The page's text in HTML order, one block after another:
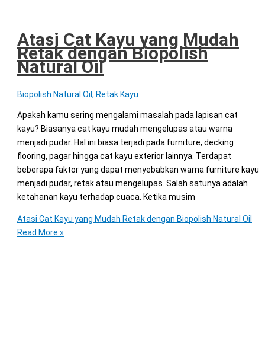
Atasi Cat Kayu yang Mudah
Retak dengan Biopolish
Natural Oil
Biopolish Natural Oil , Retak Kayu
Apakah kamu sering mengalami masalah pada lapisan cat
kayu? Biasanya cat kayu mudah mengelupas atau warna
menjadi pudar. Hal ini biasa terjadi pada furniture, decking
flooring, pagar hingga cat kayu exterior lainnya. Terdapat
beberapa faktor yang dapat menyebabkan warna furniture kayu
menjadi pudar, retak atau mengelupas. Salah satunya adalah
ketahanan kayu terhadap cuaca. Ketika musim
Atasi Cat Kayu yang Mudah Retak dengan Biopolish Natural Oil
Read More »